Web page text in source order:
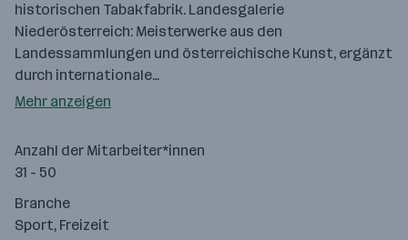
historischen Tabakfabrik. Landesgalerie
Niederösterreich: Meisterwerke aus den
Landessammlungen und österreichische Kunst, ergänzt
durch internationale…
Mehr anzeigen
Anzahl der Mitarbeiter*innen
31 - 50
Branche
Sport, Freizeit